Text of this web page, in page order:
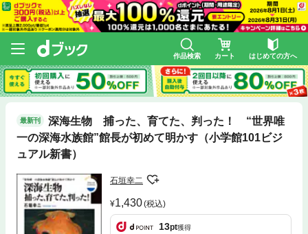
作品検索 カート はじめての方へ
最新刊
深海生物 捕った、育てた、判った！ “世界唯
一の深海水族館”館長が初めて明かす（小学館101ビジ
ュアル新書）
石垣幸二
1,430(税込)
13pt獲得